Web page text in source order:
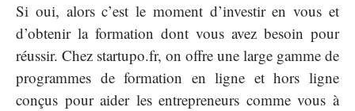
Si oui, alors c’est le moment d’investir en vous et
d’obtenir la formation dont vous avez besoin pour
réussir. Chez startupo.fr, on offre une large gamme de
programmes de formation en ligne et hors ligne
conçus pour aider les entrepreneurs comme vous à